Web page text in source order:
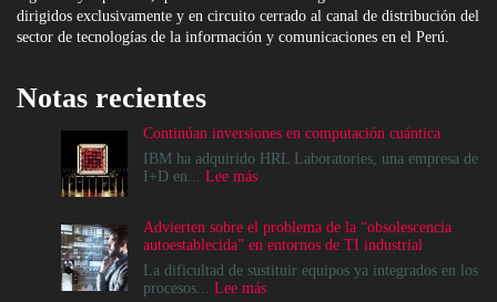
dirigidos exclusivamente y en circuito cerrado al canal de distribución del
sector de tecnologías de la información y comunicaciones en el Perú.
Notas recientes
Continúan inversiones en computación cuántica
IBM ha adquirido HRL Laboratories, una empresa de
I+D en... Lee más:
en
computación
cuántica
Advierten sobre el problema de la “obsolescencia
autoestablecida” en entornos de TI industrial
La dificultad de sustituir equipos ya integrados en los
procesos... Lee más: